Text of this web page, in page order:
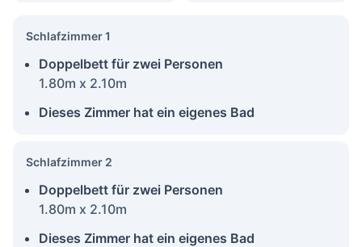
Schlafzimmer 1
Doppelbett für zwei Personen
1.80m x 2.10m
Dieses Zimmer hat ein eigenes Bad
Schlafzimmer 2
Doppelbett für zwei Personen
1.80m x 2.10m
Dieses Zimmer hat ein eigenes Bad